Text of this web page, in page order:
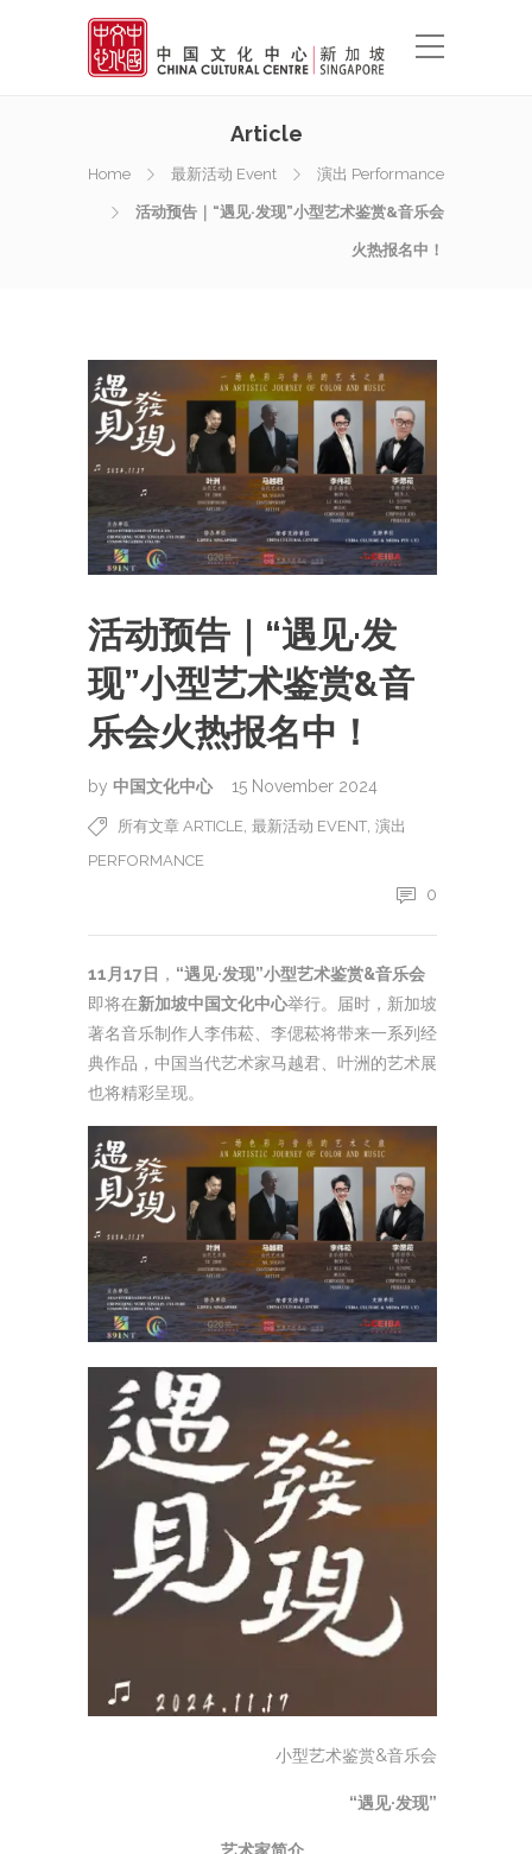
Article
Home 最新活动 Event 演出 Performance
活动预告｜“遇见·发现”小型艺术鉴赏&音乐会
火热报名中！
活动预告｜“遇见·发
现”小型艺术鉴赏&音
乐会火热报名中！
by 中国文化中心 15 November 2024
所有文章 ARTICLE, 最新活动 EVENT, 演出
PERFORMANCE
0
11月17日 ， “遇见·发现”小型艺术鉴赏&音乐会
即将在新加坡中国文化中心举行。届时，新加坡
著名音乐制作人李伟菘、李偲菘将带来一系列经
典作品，中国当代艺术家马越君、叶洲的艺术展
也将精彩呈现。
小型艺术鉴赏&音乐会
“遇见·发现”